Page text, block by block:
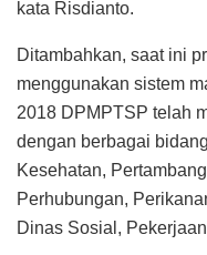
kata Risdianto.
Ditambahkan, saat ini
menggunakan sistem
2018 DPMPTSP telah
dengan berbagai
Kesehatan,
Perhubungan,
Dinas Sosial,